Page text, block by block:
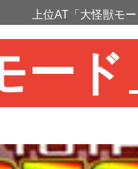
上位AT「大怪獣モー
ード